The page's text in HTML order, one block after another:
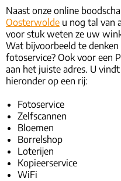
Naast onze online
Oosterwolde u nog tal van
voor stuk weten ze uw
Wat bijvoorbeeld te
fotoservice? Ook voor een
aan het juiste adres. U
hieronder op een rij:
Fotoservice
Zelfscannen
Bloemen
Borrelshop
Loterijen
Kopieerservice
WiFi